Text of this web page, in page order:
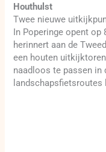
Houthulst
Twee nieuwe
In Poperinge opent
herinnert aan de
een houten
naadloos te passen in
landschapsfietsroutes